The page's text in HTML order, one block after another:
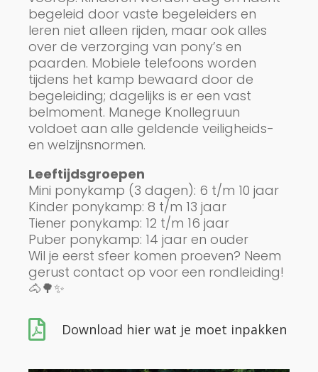
begeleid door vaste begeleiders en
leren niet alleen rijden, maar ook alles
over de verzorging van pony’s en
paarden. Mobiele telefoons worden
tijdens het kamp bewaard door de
begeleiding; dagelijks is er een vast
belmoment. Manege Knollegruun
voldoet aan alle geldende veiligheids-
en welzijnsnormen.
Leeftijdsgroepen
Mini ponykamp (3 dagen): 6 t/m 10 jaar
Kinder ponykamp: 8 t/m 13 jaar
Tiener ponykamp: 12 t/m 16 jaar
Puber ponykamp: 14 jaar en ouder
Wil je eerst sfeer komen proeven? Neem
gerust contact op voor een rondleiding!
🐴🌳✨
 Download hier wat je moet inpakken